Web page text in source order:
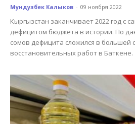
Мундузбек Калыков - 09 ноября 2022
Кыргызстан заканчивает 2022 год с
дефицитом бюджета в истории. По
сомов дефицита сложился в большей
восстановительных работ в Баткене.